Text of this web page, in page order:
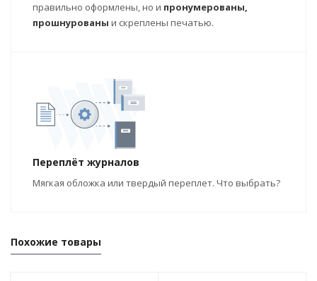
правильно оформлены, но и пронумерованы,
прошнурованы и скреплены печатью.
Переплёт журналов
Мягкая обложка или твердый переплет. Что выбрать?
Похожие товары